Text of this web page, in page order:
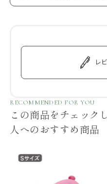
レ
RECOMMENDED FOR YOU
この商品をチェック
人へのおすすめ商品